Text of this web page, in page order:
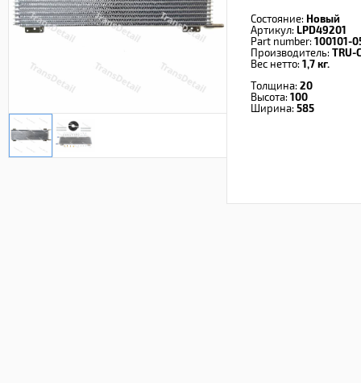
Состояние: Новый
Артикул: LPD49201
Part number: 100101-
Производитель: TRU-
Вес нетто: 1,7 кг.
Толщина: 20
Высота: 100
Ширина: 585